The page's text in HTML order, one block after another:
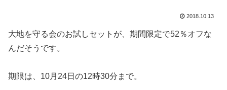
2018.10.13
大地を守る会のお試しセットが、期間限定で52％オフな
んだそうです。
期限は、10月24日の12時30分まで。